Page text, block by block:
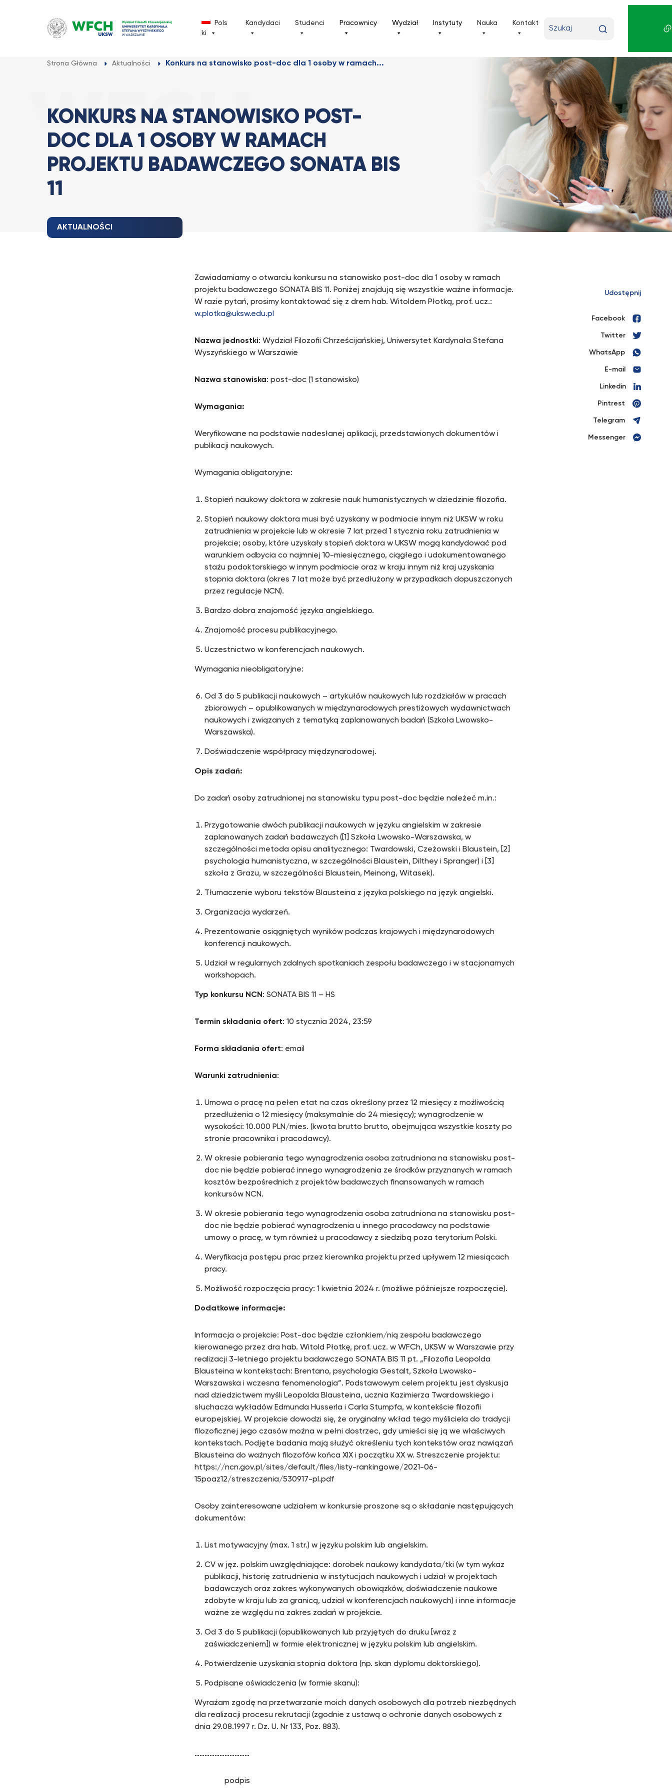
Pols
ki
Kandydaci Studenci Pracownicy Wydział Instytuty Nauka Kontakt
wyszukiwaną
Strona Główna Aktualności Konkurs na stanowisko post-doc dla 1 osoby w ramach...
KONKURS NA STANOWISKO POST-
DOC DLA 1 OSOBY W RAMACH
PROJEKTU BADAWCZEGO SONATA BIS
11
AKTUALNOŚCI
Zawiadamiamy o otwarciu konkursu na stanowisko post-doc dla 1 osoby w ramach
projektu badawczego SONATA BIS 11. Poniżej znajdują się wszystkie ważne informacje.
W razie pytań, prosimy kontaktować się z drem hab. Witoldem Płotką, prof. ucz.:
w.plotka@uksw.edu.pl
Nazwa jednostki: Wydział Filozofii Chrześcijańskiej, Uniwersytet Kardynała Stefana
Wyszyńskiego w Warszawie
Nazwa stanowiska: post-doc (1 stanowisko)
Wymagania:
Weryfikowane na podstawie nadesłanej aplikacji, przedstawionych dokumentów i
publikacji naukowych.
Wymagania obligatoryjne:
Stopień naukowy doktora w zakresie nauk humanistycznych w dziedzinie filozofia.
Stopień naukowy doktora musi być uzyskany w podmiocie innym niż UKSW w roku
zatrudnienia w projekcie lub w okresie 7 lat przed 1 stycznia roku zatrudnienia w
projekcie; osoby, które uzyskały stopień doktora w UKSW mogą kandydować pod
warunkiem odbycia co najmniej 10-miesięcznego, ciągłego i udokumentowanego
stażu podoktorskiego w innym podmiocie oraz w kraju innym niż kraj uzyskania
stopnia doktora (okres 7 lat może być przedłużony w przypadkach dopuszczonych
przez regulacje NCN).
Bardzo dobra znajomość języka angielskiego.
Znajomość procesu publikacyjnego.
Uczestnictwo w konferencjach naukowych.
Wymagania nieobligatoryjne:
Od 3 do 5 publikacji naukowych – artykułów naukowych lub rozdziałów w pracach
zbiorowych – opublikowanych w międzynarodowych prestiżowych wydawnictwach
naukowych i związanych z tematyką zaplanowanych badań (Szkoła Lwowsko-
Warszawska).
Doświadczenie współpracy międzynarodowej.
Opis zadań:
Do zadań osoby zatrudnionej na stanowisku typu post-doc będzie należeć m.in.:
Przygotowanie dwóch publikacji naukowych w języku angielskim w zakresie
zaplanowanych zadań badawczych ([1] Szkoła Lwowsko-Warszawska, w
szczególności metoda opisu analitycznego: Twardowski, Czeżowski i Blaustein, [2]
psychologia humanistyczna, w szczególności Blaustein, Dilthey i Spranger) i [3]
szkoła z Grazu, w szczególności Blaustein, Meinong, Witasek).
Tłumaczenie wyboru tekstów Blausteina z języka polskiego na język angielski.
Organizacja wydarzeń.
Prezentowanie osiągniętych wyników podczas krajowych i międzynarodowych
konferencji naukowych.
Udział w regularnych zdalnych spotkaniach zespołu badawczego i w stacjonarnych
workshopach.
Typ konkursu NCN: SONATA BIS 11 – HS
Termin składania ofert: 10 stycznia 2024, 23:59
Forma składania ofert: email
Warunki zatrudnienia:
Umowa o pracę na pełen etat na czas określony przez 12 miesięcy z możliwością
przedłużenia o 12 miesięcy (maksymalnie do 24 miesięcy); wynagrodzenie w
wysokości: 10.000 PLN/mies. (kwota brutto brutto, obejmująca wszystkie koszty po
stronie pracownika i pracodawcy).
W okresie pobierania tego wynagrodzenia osoba zatrudniona na stanowisku post-
doc nie będzie pobierać innego wynagrodzenia ze środków przyznanych w ramach
kosztów bezpośrednich z projektów badawczych finansowanych w ramach
konkursów NCN.
W okresie pobierania tego wynagrodzenia osoba zatrudniona na stanowisku post-
doc nie będzie pobierać wynagrodzenia u innego pracodawcy na podstawie
umowy o pracę, w tym również u pracodawcy z siedzibą poza terytorium Polski.
Weryfikacja postępu prac przez kierownika projektu przed upływem 12 miesiącach
pracy.
Możliwość rozpoczęcia pracy: 1 kwietnia 2024 r. (możliwe późniejsze rozpoczęcie).
Dodatkowe informacje:
Informacja o projekcie: Post-doc będzie członkiem/nią zespołu badawczego
kierowanego przez dra hab. Witold Płotkę, prof. ucz. w WFCh, UKSW w Warszawie przy
realizacji 3-letniego projektu badawczego SONATA BIS 11 pt. „Filozofia Leopolda
Blausteina w kontekstach: Brentano, psychologia Gestalt, Szkoła Lwowsko-
Warszawska i wczesna fenomenologia”. Podstawowym celem projektu jest dyskusja
nad dziedzictwem myśli Leopolda Blausteina, ucznia Kazimierza Twardowskiego i
słuchacza wykładów Edmunda Husserla i Carla Stumpfa, w kontekście filozofii
europejskiej. W projekcie dowodzi się, że oryginalny wkład tego myśliciela do tradycji
filozoficznej jego czasów można w pełni dostrzec, gdy umieści się ją we właściwych
kontekstach. Podjęte badania mają służyć określeniu tych kontekstów oraz nawiązań
Blausteina do ważnych filozofów końca XIX i początku XX w. Streszczenie projektu:
https://ncn.gov.pl/sites/default/files/listy-rankingowe/2021-06-
15poaz12/streszczenia/530917-pl.pdf
Osoby zainteresowane udziałem w konkursie proszone są o składanie następujących
dokumentów:
List motywacyjny (max. 1 str.) w języku polskim lub angielskim.
CV w jęz. polskim uwzględniające: dorobek naukowy kandydata/tki (w tym wykaz
publikacji, historię zatrudnienia w instytucjach naukowych i udział w projektach
badawczych oraz zakres wykonywanych obowiązków, doświadczenie naukowe
zdobyte w kraju lub za granicą, udział w konferencjach naukowych) i inne informacje
ważne ze względu na zakres zadań w projekcie.
Od 3 do 5 publikacji (opublikowanych lub przyjętych do druku [wraz z
zaświadczeniem]) w formie elektronicznej w języku polskim lub angielskim.
Potwierdzenie uzyskania stopnia doktora (np. skan dyplomu doktorskiego).
Podpisane oświadczenia (w formie skanu):
Wyrażam zgodę na przetwarzanie moich danych osobowych dla potrzeb niezbędnych
dla realizacji procesu rekrutacji (zgodnie z ustawą o ochronie danych osobowych z
dnia 29.08.1997 r. Dz. U. Nr 133, Poz. 883).
……………………………
podpis
Udostępnij
Facebook
Twitter
WhatsApp
E-mail
Linkedin
Pintrest
Telegram
Messenger